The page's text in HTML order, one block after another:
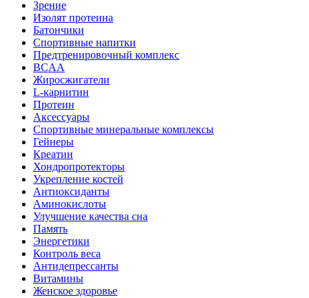
Зрение
Изолят протеина
Батончики
Спортивные напитки
Предтренировочный комплекс
BCAA
Жиросжигатели
L-карнитин
Протеин
Аксессуары
Спортивные минеральные комплексы
Гейнеры
Креатин
Хондропротекторы
Укрепление костей
Антиоксиданты
Аминокислоты
Улучшение качества сна
Память
Энергетики
Контроль веса
Антидепрессанты
Витамины
Женское здоровье